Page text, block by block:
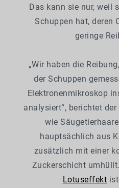
Das kann sie nur, weil
Schuppen hat, deren
geringe
„Wir haben die
der Schuppen
Elektronenmikroskop
analysiert“, berichtet
wie
hauptsächlich aus
zusätzlich mit einer
Zuckerschicht
Lotuseffekt